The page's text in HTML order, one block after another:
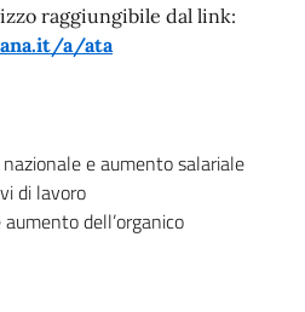
raggiungibile dal link:
a/ata
e aumento salariale
di lavoro
dell’organico